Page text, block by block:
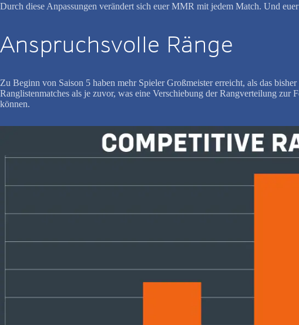
Durch diese Anpassungen verändert sich euer MMR mit jedem Match. Und
Anspruchsvolle Ränge
Zu Beginn von Saison 5 haben mehr Spieler Großmeister erreicht, als das
Ranglistenmatches als je zuvor, was eine Verschiebung der Rangverteilung
können.